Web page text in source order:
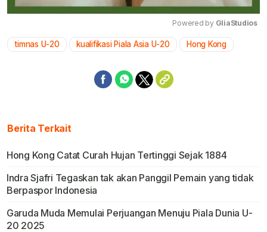
Mute
Powered by GliaStudios
timnas U-20 kualifikasi Piala Asia U-20 Hong Kong
Berita Terkait
Hong Kong Catat Curah Hujan Tertinggi Sejak 1884
Indra Sjafri Tegaskan tak akan Panggil Pemain yang tidak
Berpaspor Indonesia
Garuda Muda Memulai Perjuangan Menuju Piala Dunia U-
20 2025